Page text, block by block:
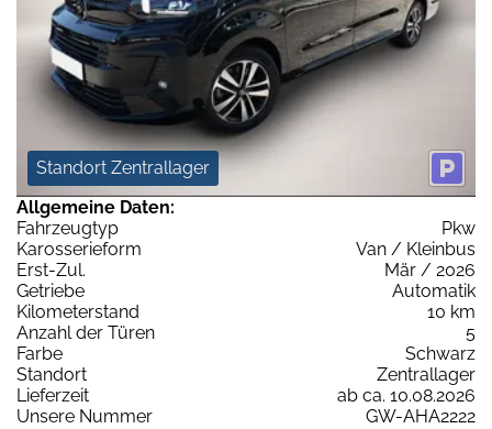
Standort Zentrallager
Allgemeine Daten:
Fahrzeugtyp
Pkw
Karosserieform
Van / Kleinbus
Erst-Zul.
Mär / 2026
Getriebe
Automatik
Kilometerstand
10 km
Anzahl der Türen
5
Farbe
Schwarz
Standort
Zentrallager
Lieferzeit
ab ca. 10.08.2026
Unsere Nummer
GW-AHA2222